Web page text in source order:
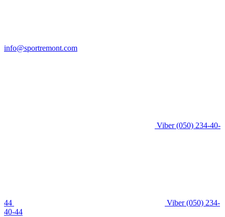
info@sportremont.com
Viber(050) 234-40-
44 Viber(050) 234-
40-44